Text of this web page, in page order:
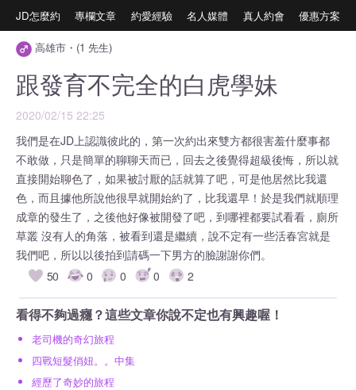
JD怎麼約 專欄文章 約愛經驗 名人媒體 真人約會 優惠方案
高雄市・(1 先生)
跟發育不完全的白虎學妹
2020/02/15 22:25
我們是在JD上認識彼此的，第一次約出來雙方都很害羞什麼事都
不敢做，只是簡單的聊聊天而已，回去之後覺得超級後悔，所以就
直接開始聊色了，如果被討厭的話就算了吧，可是他居然比我還
色，而且據他所說他很早就開始約了，比我還早！於是我們就順理
成章的發生了，之後他好像被開發了吧，到哪裡都要試看看，廁所
草叢 沒有人的角落，被看到還是繼續，說不定有一些活春宮就是
我們吧，所以以後拍到請碼一下男方的臉謝謝你們。
50
0 0 0 2
看得不夠過癮？這些文章你說不定也有興趣喔！
老司機的奇幻旅程
四戰短髮俏妞。。中集
經歷了奇妙的旅程